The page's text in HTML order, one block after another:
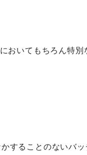
おいてもちろん特
することのないバ